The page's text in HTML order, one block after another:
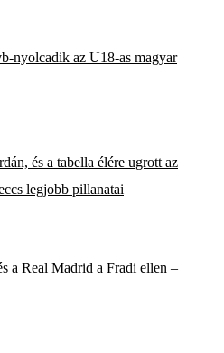
nyolcadik az U18-as magyar
és a tabella élére ugrott az
legjobb pillanatai
a Real Madrid a Fradi ellen –